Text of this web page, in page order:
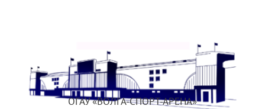
ОГАУ «ВОЛГА-СПОРТ-АРЕНА»